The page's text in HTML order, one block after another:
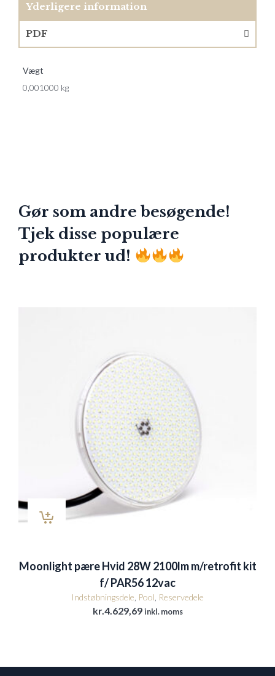
Yderligere information
PDF
Vægt
0,001000 kg
Gør som andre besøgende!
Tjek disse populære
produkter ud!
Moonlight pære Hvid 28W 2100lm m/retrofit kit
f/ PAR56 12vac
Indstøbningsdele Pool Reservedele
kr.4.629,69 inkl. moms